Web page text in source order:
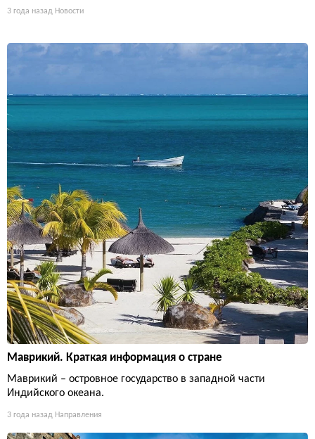
3 года назад Новости
Маврикий. Краткая информация о стране
Маврикий – островное государство в западной части
Индийского океана.
3 года назад Направления